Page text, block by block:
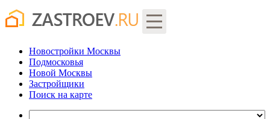
Новостройки Москвы
Подмосковья
Новой Москвы
Застройщики
Поиск на карте